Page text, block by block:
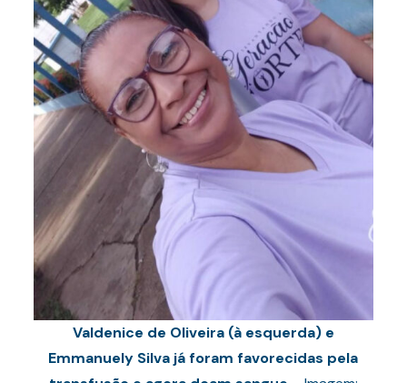
Valdenice de Oliveira (à esquerda) e
Emmanuely Silva já foram favorecidas pela